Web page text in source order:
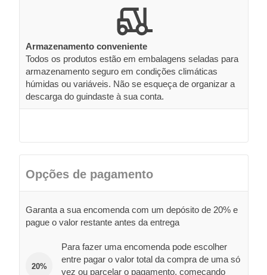
Armazenamento conveniente
Todos os produtos estão em embalagens seladas para
armazenamento seguro em condições climáticas
húmidas ou variáveis. Não se esqueça de organizar a
descarga do guindaste à sua conta.
Opções de pagamento
Garanta a sua encomenda com um depósito de 20% e
pague o valor restante antes da entrega
20%
Para fazer uma encomenda pode escolher
entre pagar o valor total da compra de uma só
vez ou parcelar o pagamento, começando